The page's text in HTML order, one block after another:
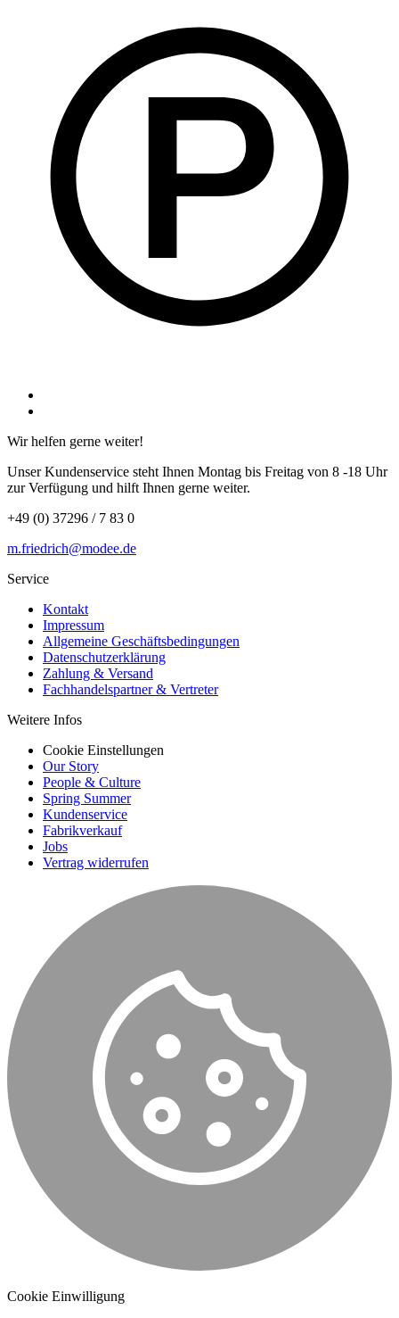
Wir helfen gerne weiter!
Unser Kundenservice steht Ihnen Montag bis Freitag von 8 -18 Uhr
zur Verfügung und hilft Ihnen gerne weiter.
+49 (0) 37296 / 7 83 0
m.friedrich@modee.de
Service
Kontakt
Impressum
Allgemeine Geschäftsbedingungen
Datenschutzerklärung
Zahlung & Versand
Fachhandelspartner & Vertreter
Weitere Infos
Cookie Einstellungen
Our Story
People & Culture
Spring Summer
Kundenservice
Fabrikverkauf
Jobs
Vertrag widerrufen
Cookie Einwilligung